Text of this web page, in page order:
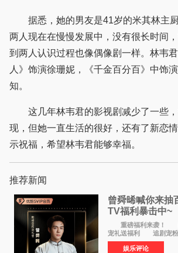
据悉，她的男友是41岁的米其林主
两人现在在慢慢发展中，没有很长时间
到两人认识过程也像偶像剧一样。林韦
人》饰演徐珊妮，《千金百分百》中饰
知。
这几年林韦君的影视剧减少了一些，
现，但她一直生活的很好，还有了新恋
示祝福，希望林韦君能够幸福。
推荐新闻
曾舜晞喊你来抽
TV福利暴击中~
重磅福利来袭！ 酷
宠礼送福利 追剧宠粉
电视 邀你来抽~活动
月23日23:59 三步轻
娱乐评论